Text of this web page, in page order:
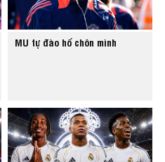
MU tự đào hố chôn mình